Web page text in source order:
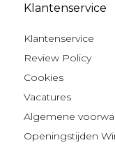
Klantenservice
Klantenservice
Review Policy
Cookies
Vacatures
Algemene
Openingstijden